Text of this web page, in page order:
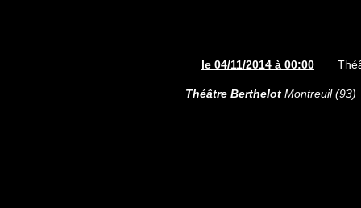
le 04/11/2014 à 00:00
Théâtre Berthelot Montreuil (93)